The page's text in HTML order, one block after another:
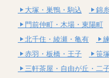
大塚・巣鴨・駒込
錦
門前仲町・木場・東陽町
北千住・綾瀬・亀有
赤羽・板橋・王子
笹
三軒茶屋・自由が丘・二子